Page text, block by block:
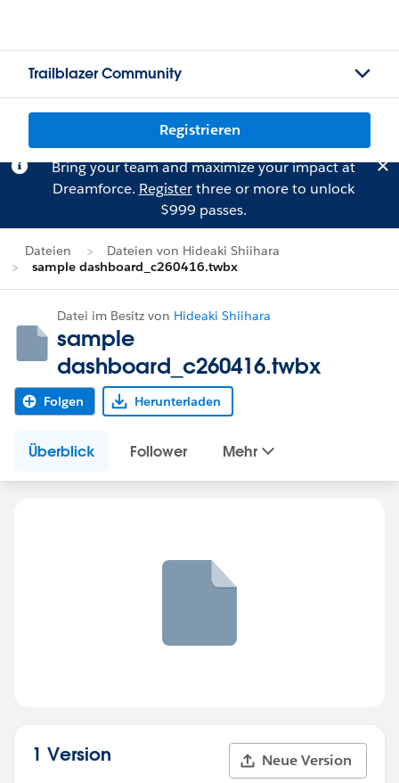
Trailblazer Community
Registrieren
Bring your team and maximize your impact at
Dreamforce. Registerthree or more to unlock
$999 passes.
Dateien
Dateien von Hideaki Shiihara
sample dashboard_c260416.twbx
Datei im Besitz von Hideaki Shiihara
sample
dashboard_c260416.twbx
Folgen Herunterladen
Überblick Follower Mehr
1 Version Neue Version